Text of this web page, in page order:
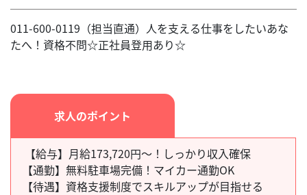
011-600-0119（担当直通）人を支える仕事をしたいあな
たへ！資格不問☆正社員登用あり☆
求人のポイント
【給与】月給173,720円～！しっかり収入確保
【通勤】 無料駐車場完備！マイカー通勤OK
【待遇】 資格支援制度でスキルアップが目指せる